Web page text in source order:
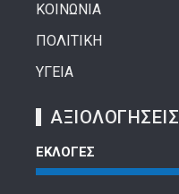
ΚΟΙΝΩΝΙΑ
ΠΟΛΙΤΙΚΗ
ΥΓΕΙΑ
ΑΞΙΟΛΟΓΗΣΕΙΣ
ΕΚΛΟΓΕΣ